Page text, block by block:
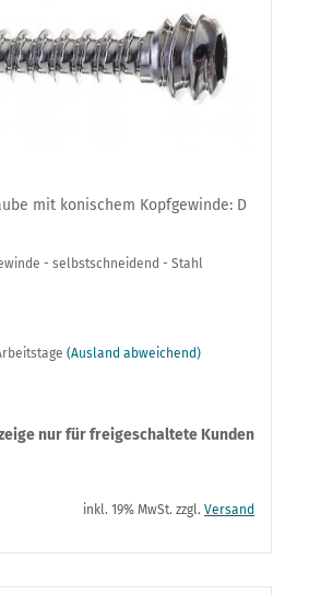
mit konischem Kopfgewinde: D
- selbstschneidend - Stahl
(Ausland abweichend)
nur für freigeschaltete Kunden
inkl. 19% MwSt. zzgl. Versand